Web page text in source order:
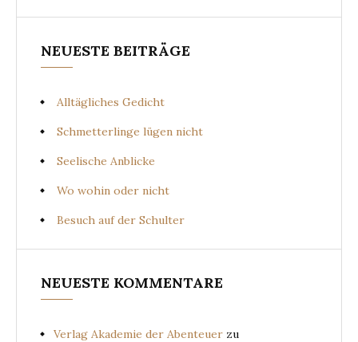
NEUESTE BEITRÄGE
Alltägliches Gedicht
Schmetterlinge lügen nicht
Seelische Anblicke
Wo wohin oder nicht
Besuch auf der Schulter
NEUESTE KOMMENTARE
Verlag Akademie der Abenteuer zu